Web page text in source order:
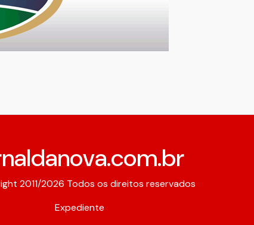
2011/2026 Todos os direitos reservados
Expediente